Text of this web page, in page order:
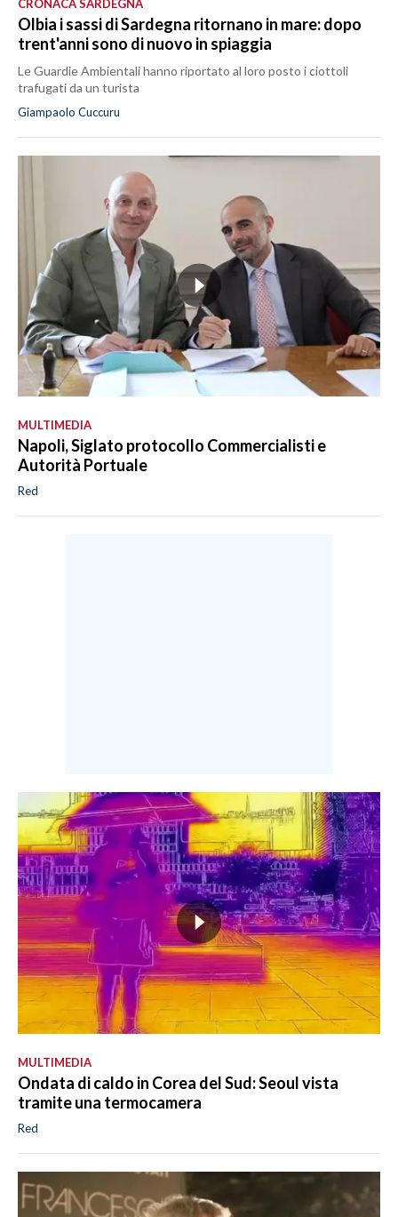
CRONACA SARDEGNA
Olbia i sassi di Sardegna ritornano in mare: dopo
trent'anni sono di nuovo in spiaggia
Le Guardie Ambientali hanno riportato al loro posto i ciottoli
trafugati da un turista
Giampaolo Cuccuru
MULTIMEDIA
Napoli, Siglato protocollo Commercialisti e
Autorità Portuale
Red
MULTIMEDIA
Ondata di caldo in Corea del Sud: Seoul vista
tramite una termocamera
Red